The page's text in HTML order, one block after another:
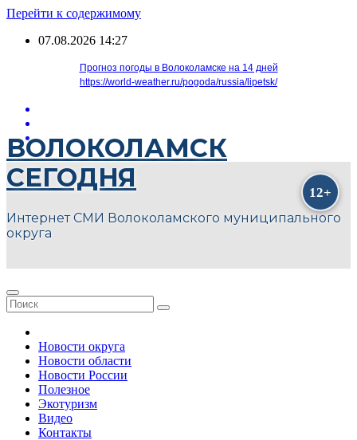
Перейти к содержимому
07.08.2026 14:27
Прогноз погоды в Волоколамске на 14 дней
https://world-weather.ru/pogoda/russia/lipetsk/
ВОЛОКОЛАМСК
СЕГОДНЯ
Интернет СМИ Волоколамского муниципального
округа
Новости округа
Новости области
Новости России
Полезное
Экотуризм
Видео
Контакты